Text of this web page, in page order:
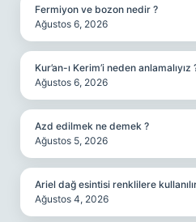
Fermiyon ve bozon nedir ?
Ağustos 6, 2026
Kur’an-ı Kerim’i neden anlamalıyız
Ağustos 6, 2026
Azd edilmek ne demek ?
Ağustos 5, 2026
Ariel dağ esintisi renklilere
Ağustos 4, 2026